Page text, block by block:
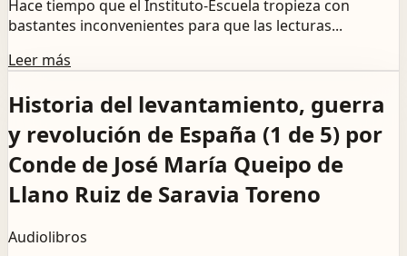
Hace tiempo que el Instituto-Escuela tropieza con
bastantes inconvenientes para que las lecturas...
Leer más
Historia del levantamiento, guerra
y revolución de España (1 de 5) por
Conde de José María Queipo de
Llano Ruiz de Saravia Toreno
Audiolibros